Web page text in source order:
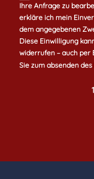
Ihre Anfrage zu
erkläre ich mein
dem angegebenen
Diese Einwilligung
widerrufen – auch per
Sie zum absenden